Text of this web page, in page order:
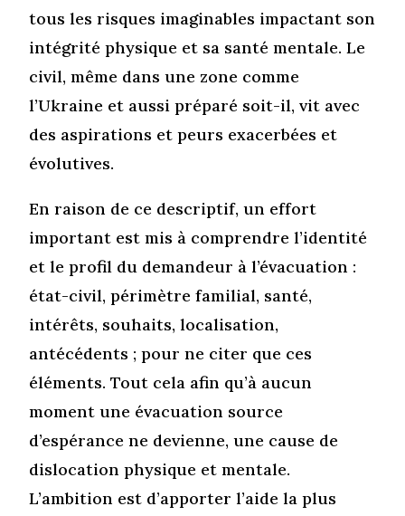
tous les risques imaginables impactant son
intégrité physique et sa santé mentale. Le
civil, même dans une zone comme
l’Ukraine et aussi préparé soit-il, vit avec
des aspirations et peurs exacerbées et
évolutives.
En raison de ce descriptif, un effort
important est mis à comprendre l’identité
et le profil du demandeur à l’évacuation :
état-civil, périmètre familial, santé,
intérêts, souhaits, localisation,
antécédents ; pour ne citer que ces
éléments. Tout cela afin qu’à aucun
moment une évacuation source
d’espérance ne devienne, une cause de
dislocation physique et mentale.
L’ambition est d’apporter l’aide la plus